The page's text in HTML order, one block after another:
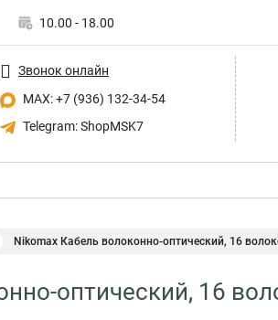
10.00 - 18.00
Звонок онлайн
MAX: +7 (936) 132-34-54
Telegram: ShopMSK7
Nikomax Кабель волоконно-оптический, 16
оптический, 16